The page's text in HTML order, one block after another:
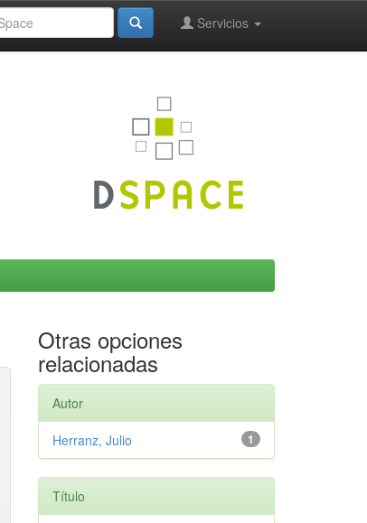
Servicios
Otras opciones
relacionadas
Autor
1
Herranz, Julio
Título